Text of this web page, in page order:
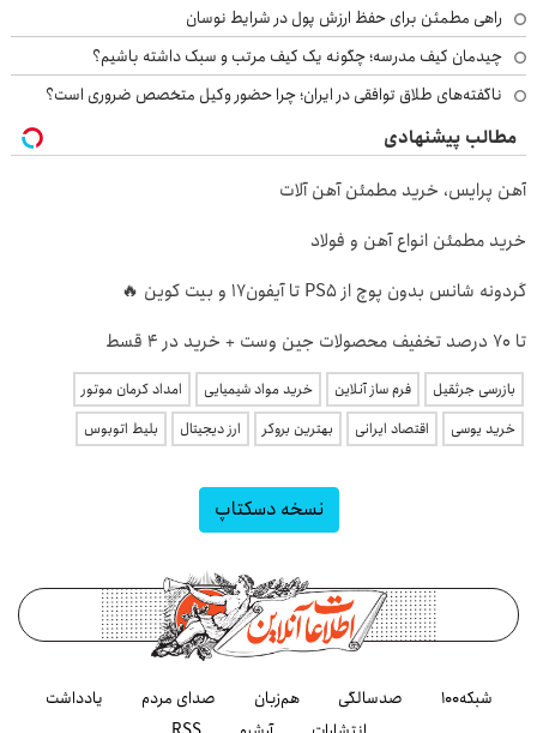
راهی مطمئن برای حفظ ارزش پول در شرایط نوسان
چیدمان کیف مدرسه؛ چگونه یک کیف مرتب و سبک داشته باشیم؟
ناگفته‌های طلاق توافقی در ایران؛ چرا حضور وکیل متخصص ضروری است؟
مطالب پیشنهادی
آهن پرایس، خرید مطمئن آهن آلات
خرید مطمئن انواع آهن و فولاد
گردونه شانس بدون پوچ از PS5 تا آیفون17 و بیت کوین 🔥
تا 70 درصد تخفیف محصولات جین وست + خرید در 4 قسط
بازرسی جرثقیل فرم ساز آنلاین خرید مواد شیمیایی
امداد کرمان موتور
خرید یوسی
اقتصاد ایرانی بهترین بروکر ارز دیجیتال بلیط اتوبوس
نسخه دسکتاپ
شبکه۱۰۰ صدسالگی هم‌زبان صدای مردم
یادداشت